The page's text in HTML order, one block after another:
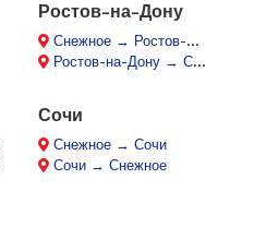
Ростов-на-Дону
Снежное → Ростов-на-Дону
Ростов-на-Дону → Снежное
Сочи
Снежное → Сочи
Сочи → Снежное